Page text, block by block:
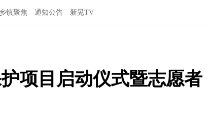
乡镇聚焦 通知公告 新晃TV
项目启动仪式暨志愿者